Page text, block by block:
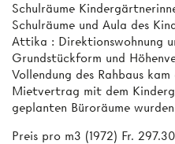
Schulräume
Schulräume und Aula des
Attika : Direktionswohnung
Grundstückform und
Vollendung des Rahbaus
Mietvertrag mit dem
geplanten Büroräume
Preis pro m3 (1972) Fr.